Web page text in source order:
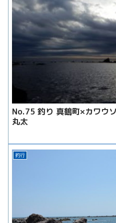
No.75 釣り 真鶴町×カワウ
丸太
釣行